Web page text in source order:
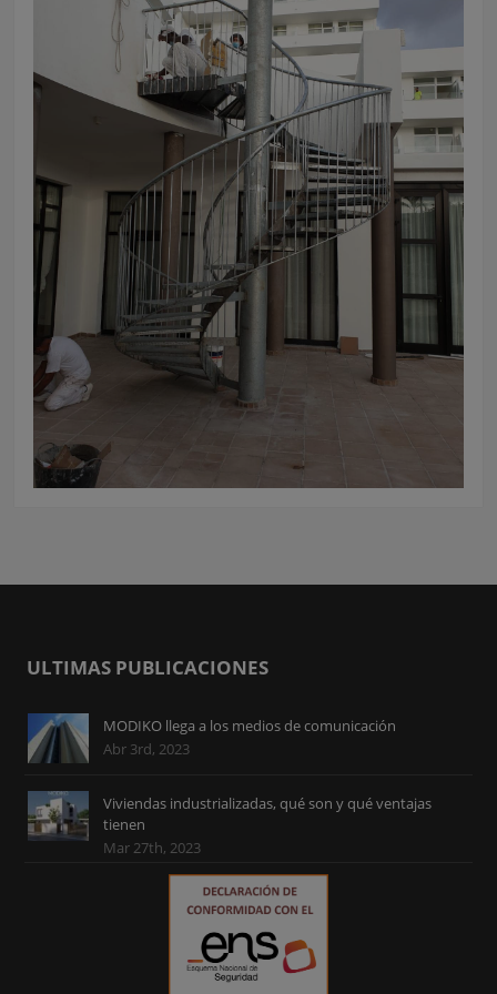
ULTIMAS PUBLICACIONES
MODIKO llega a los medios de comunicación
Abr 3rd, 2023
Viviendas industrializadas, qué son y qué ventajas
tienen
Mar 27th, 2023